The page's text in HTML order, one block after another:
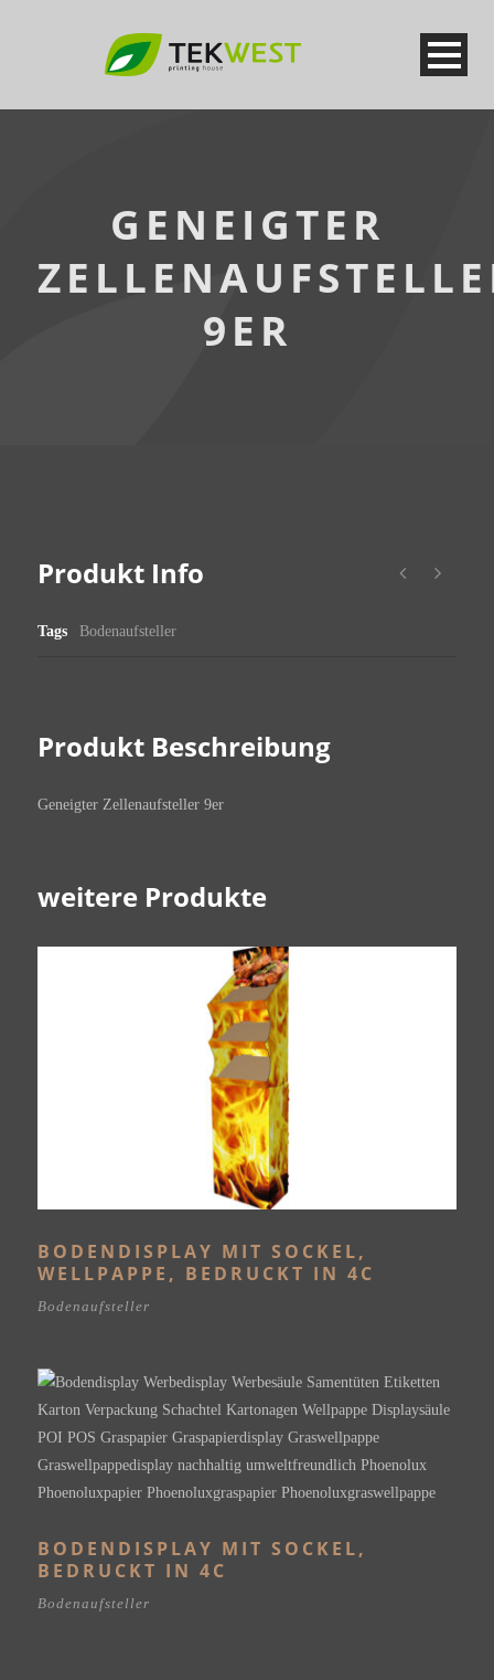
GENEIGTER
9ER
Produkt Info
Tags Bodenaufsteller
Produkt Beschreibung
Geneigter Zellenaufsteller 9er
weitere Produkte
BODENDISPLAY MIT SOCKEL,
WELLPAPPE, BEDRUCKT IN 4C
Bodenaufsteller
BODENDISPLAY MIT SOCKEL,
BEDRUCKT IN 4C
Bodenaufsteller